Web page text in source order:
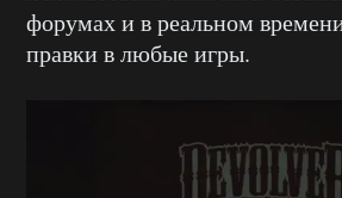
форумах и в реальном
правки в любые игры.